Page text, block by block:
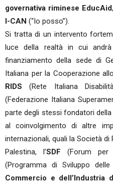
governativa riminese EducAid
I-CAN (“Io posso”).
Si tratta di un intervento
luce della realtà in cui
finanziamento della sede di
Italiana per la Cooperazione
RIDS(Rete Italiana
(Federazione Italiana
parte degli stessi fondatori
al coinvolgimento di altre
internazionali, quali la Società di
Palestina, l’SDF (Forum per
(Programma di Sviluppo
Commercio e dell’Industria